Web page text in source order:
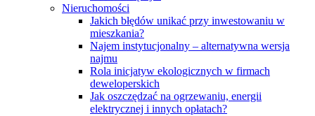
Nieruchomości
Jakich błędów unikać przy inwestowaniu w
mieszkania?
Najem instytucjonalny – alternatywna wersja
najmu
Rola inicjatyw ekologicznych w firmach
deweloperskich
Jak oszczędzać na ogrzewaniu, energii
elektrycznej i innych opłatach?